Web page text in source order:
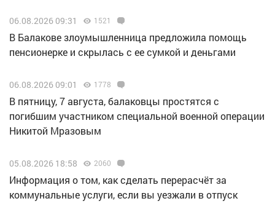
06.08.2026 09:31 1521
В Балакове злоумышленница предложила помощь
пенсионерке и скрылась с ее сумкой и деньгами
06.08.2026 09:01 1778
В пятницу, 7 августа, балаковцы простятся с
погибшим участником специальной военной операции
Никитой Мразовым
05.08.2026 18:58 2060
Информация о том, как сделать перерасчёт за
коммунальные услуги, если вы уезжали в отпуск